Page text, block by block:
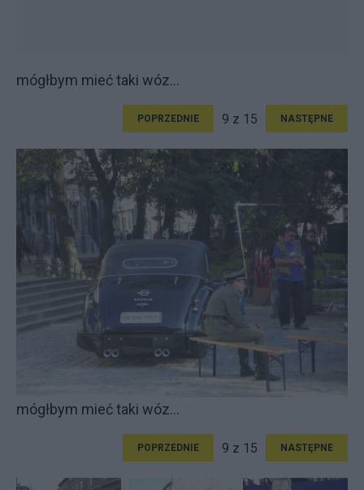
mógłbym mieć taki wóz...
POPRZEDNIE 9 z 15 NASTĘPNE
mógłbym mieć taki wóz...
POPRZEDNIE 9 z 15 NASTĘPNE